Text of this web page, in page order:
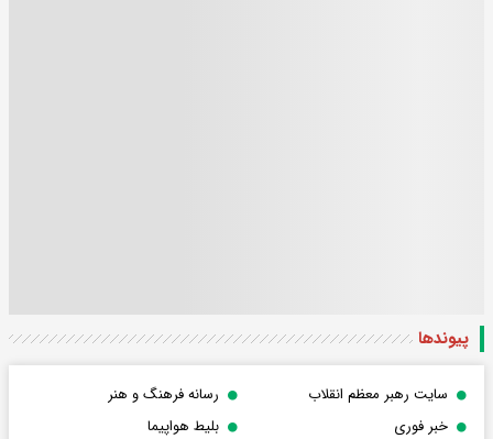
پیوندها
سایت رهبر معظم انقلاب
رسانه فرهنگ و هنر
خبر فوری
بلیط هواپیما